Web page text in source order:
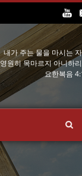
내가 주는 물을 마시는
영원히 목마르지 아니하
요한복음